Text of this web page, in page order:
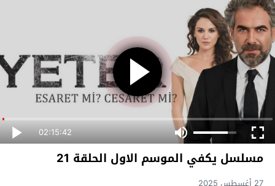
02:15:42
مسلسل يكفي الموسم الاول الحلقة 21